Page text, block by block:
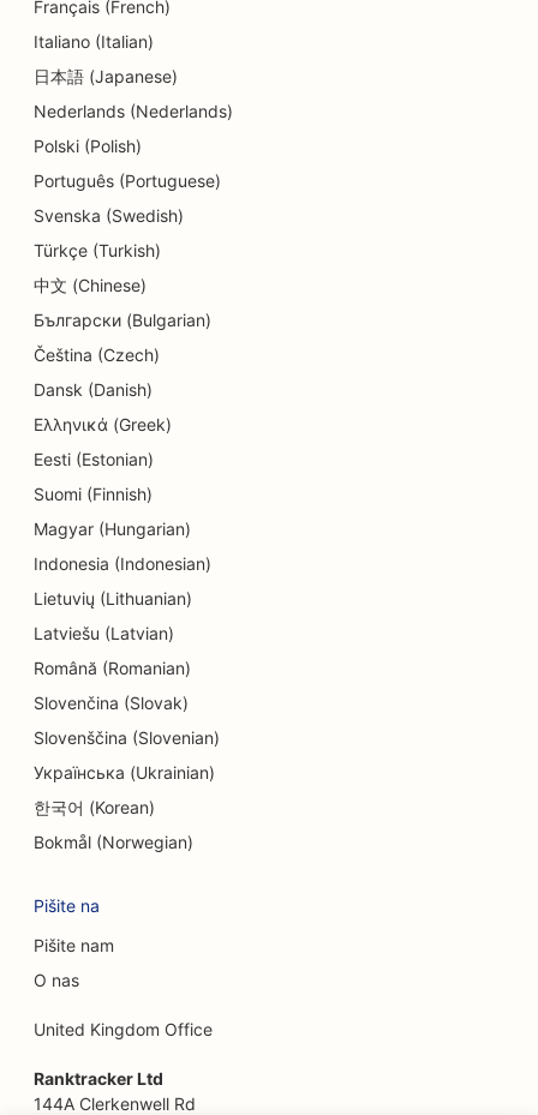
SEO za zobozdravstvene klinike
SEO za trgovine s podrobnostmi
SEO za trgovine s torticami
SEO za storitve izobraževanja in otroškega
varstva
SEO za električarje
SEO za kemične čistilnice
SEO za trgovine z elektroniko
SEO za inženirska podjetja
SEO za endodontiste
SEO za zabavo in rekreacijo
SEO za sobe pobega
SEO za restavracije Farm-to-Table
SEO za storitve Facelift
SEO za družinske restavracije
SEO za cvetličarje
SEO za fine dining restavracije
SEO za finančne storitve
Français (French)
Italiano (Italian)
日本語 (Japanese)
Nederlands (Nederlands)
Polski (Polish)
Português (Portuguese)
Svenska (Swedish)
Türkçe (Turkish)
中文 (Chinese)
Български (Bulgarian)
Čeština (Czech)
Dansk (Danish)
Ελληνικά (Greek)
Eesti (Estonian)
Suomi (Finnish)
Magyar (Hungarian)
Indonesia (Indonesian)
Lietuvių (Lithuanian)
Latviešu (Latvian)
Română (Romanian)
Slovenčina (Slovak)
Slovenščina (Slovenian)
Українська (Ukrainian)
한국어 (Korean)
Bokmål (Norwegian)
Pišite na
Pišite nam
O nas
United Kingdom Office
Ranktracker Ltd
144A Clerkenwell Rd